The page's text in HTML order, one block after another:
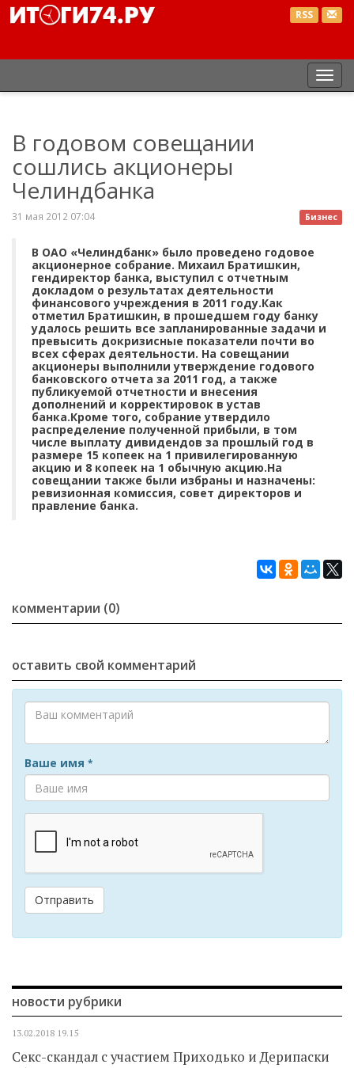
RSS
В годовом совещании
сошлись акционеры
Челиндбанка
Бизнес
31 мая 2012 07:04
В ОАО «Челиндбанк» было проведено годовое
акционерное собрание. Михаил Братишкин,
гендиректор банка, выступил с отчетным
докладом о результатах деятельности
финансового учреждения в 2011 году.Как
отметил Братишкин, в прошедшем году банку
удалось решить все запланированные задачи и
превысить докризисные показатели почти во
всех сферах деятельности. На совещании
акционеры выполнили утверждение годового
банковского отчета за 2011 год, а также
публикуемой отчетности и внесения
дополнений и корректировок в устав
банка.Кроме того, собрание утвердило
распределение полученной прибыли, в том
числе выплату дивидендов за прошлый год в
размере 15 копеек на 1 привилегированную
акцию и 8 копеек на 1 обычную акцию.На
совещании также были избраны и назначены:
ревизионная комиссия, совет директоров и
правление банка.
комментарии (0)
оставить свой комментарий
Ваше имя *
Отправить
новости рубрики
13.02.2018 19.15
Секс-скандал с участием Приходько и Дерипаски